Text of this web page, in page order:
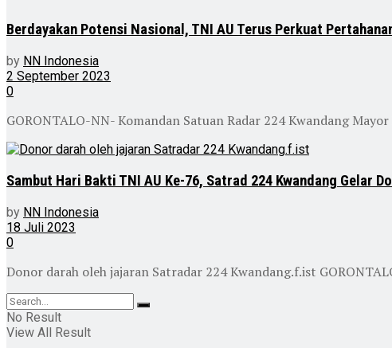
Berdayakan Potensi Nasional, TNI AU Terus Perkuat
by NN Indonesia
2 September 2023
0
GORONTALO-NN- Komandan Satuan Radar 224 Kwandang
Sambut Hari Bakti TNI AU Ke-76, Satrad 224 Kwandang Gelar
by NN Indonesia
18 Juli 2023
0
Donor darah oleh jajaran Satradar 224 Kwandang.f.ist
No Result
View All Result